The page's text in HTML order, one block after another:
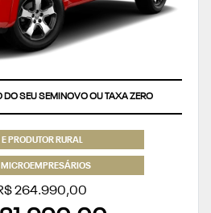
SEU SEMINOVO OU TAXA ZERO
PRODUTOR RURAL
MICROEMPRESÁRIOS
264.990,00